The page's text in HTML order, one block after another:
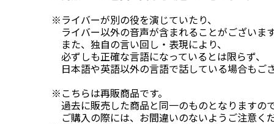
※ライバーが別の役を演じていたり、
ライバー以外の音声が含まれることがございます
また、独自の言い回し・表現により、
必ずしも正確な言語になっているとは限らず、
日本語や英語以外の言語で話している場合もござ
※こちらは再販商品です。
過去に販売した商品と同一のものとなりますので
ご購入の際には、お間違いのないようご注意くだ